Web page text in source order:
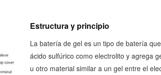
Estructura y principio
La batería de gel es un tipo de batería
ácido sulfúrico como electrolito y agrega
u otro material similar a un gel entre el